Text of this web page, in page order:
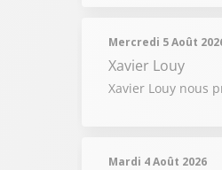
Mercredi 5 Août
Xavier Louy
Xavier Louy nous
Mardi 4 Août 2026